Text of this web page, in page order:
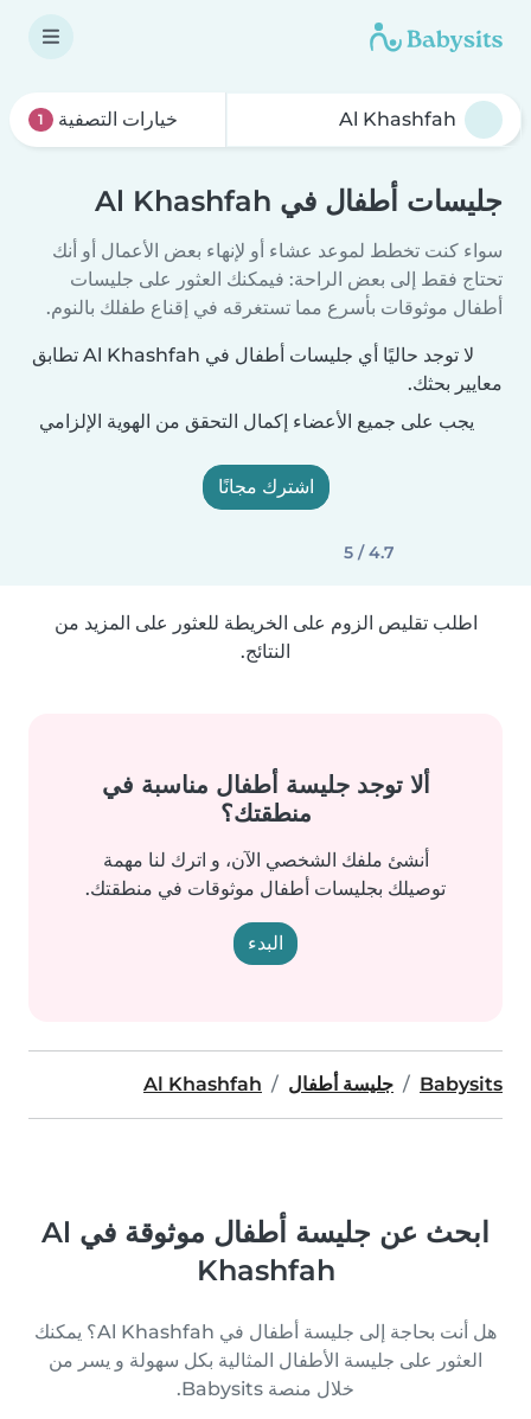
خيارات التصفية 1
جليسات أطفال في Al Khashfah
سواء كنت تخطط لموعد عشاء أو لإنهاء بعض الأعمال أو أنك
تحتاج فقط إلى بعض الراحة: فيمكنك العثور على جليسات
أطفال موثوقات بأسرع مما تستغرقه في إقناع طفلك بالنوم.
لا توجد حاليًا أي جليسات أطفال في Al Khashfah تطابق
معايير بحثك.
يجب على جميع الأعضاء إكمال التحقق من الهوية الإلزامي
اشترك مجانًا
4.7 / 5
اطلب تقليص الزوم على الخريطة للعثور على المزيد من
النتائج.
ألا توجد جليسة أطفال مناسبة في
منطقتك؟
أنشئ ملفك الشخصي الآن، و اترك لنا مهمة
توصيلك بجليسات أطفال موثوقات في منطقتك.
البدء
Babysits جليسة أطفال Al Khashfah
ابحث عن جليسة أطفال موثوقة في Al
Khashfah
هل أنت بحاجة إلى جليسة أطفال في Al Khashfah؟ يمكنك
العثور على جليسة الأطفال المثالية بكل سهولة و يسر من
خلال منصة Babysits.